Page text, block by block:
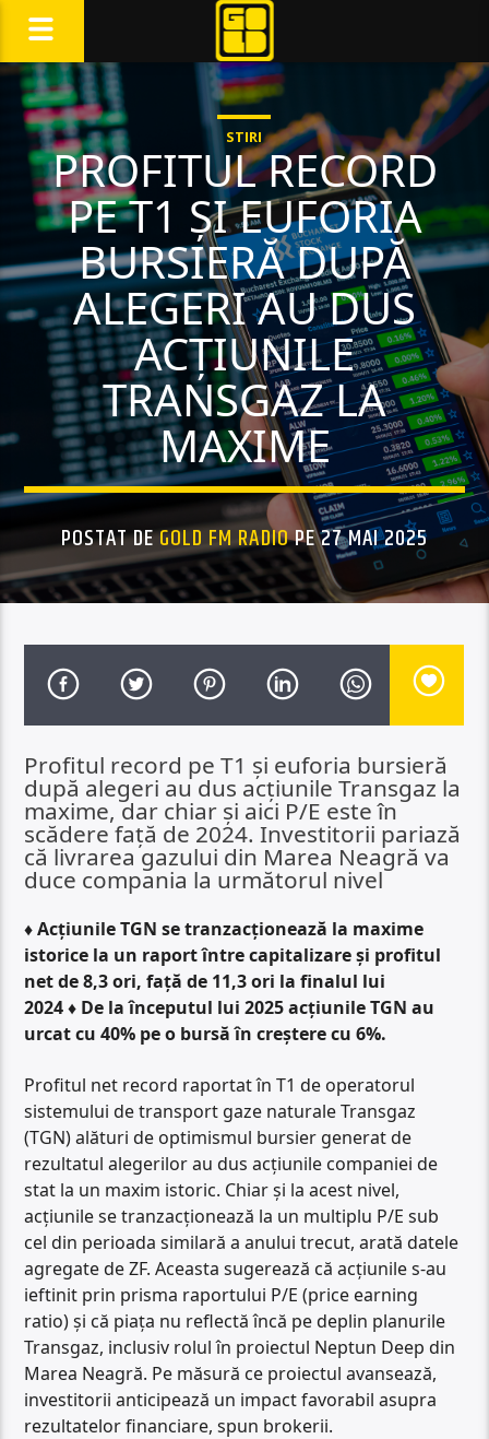
STIRI
PROFITUL RECORD
PE T1 ŞI EUFORIA
BURSIERĂ DUPĂ
ALEGERI AU DUS
ACŢIUNILE
TRANSGAZ LA
MAXIME
POSTAT DEGOLD FM RADIOPE 27 MAI 2025
Profitul record pe T1 şi euforia bursieră
după alegeri au dus acţiunile Transgaz la
maxime, dar chiar şi aici P/E este în
scădere faţă de 2024. Investitorii pariază
că livrarea gazului din Marea Neagră va
duce compania la următorul nivel
♦ Acţiunile TGN se tranzacţionează la maxime
istorice la un raport între capitalizare şi profitul
net de 8,3 ori, faţă de 11,3 ori la finalul lui
2024 ♦ De la începutul lui 2025 acţiunile TGN au
urcat cu 40% pe o bursă în creştere cu 6%.
Profitul net record raportat în T1 de operatorul
sistemului de transport gaze naturale Transgaz
(TGN) alături de optimismul bursier generat de
rezultatul alegerilor au dus acţiunile companiei de
stat la un maxim istoric. Chiar şi la acest nivel,
acţiunile se tranzacţionează la un multiplu P/E sub
cel din perioada similară a anului trecut, arată datele
agregate de ZF. Aceasta sugerează că acţiunile s-au
ieftinit prin prisma raportului P/E (price earning
ratio) şi că piaţa nu reflectă încă pe deplin planurile
Transgaz, inclusiv rolul în proiectul Neptun Deep din
Marea Neagră. Pe măsură ce proiectul avansează,
investitorii anticipează un impact favorabil asupra
rezultatelor financiare, spun brokerii.